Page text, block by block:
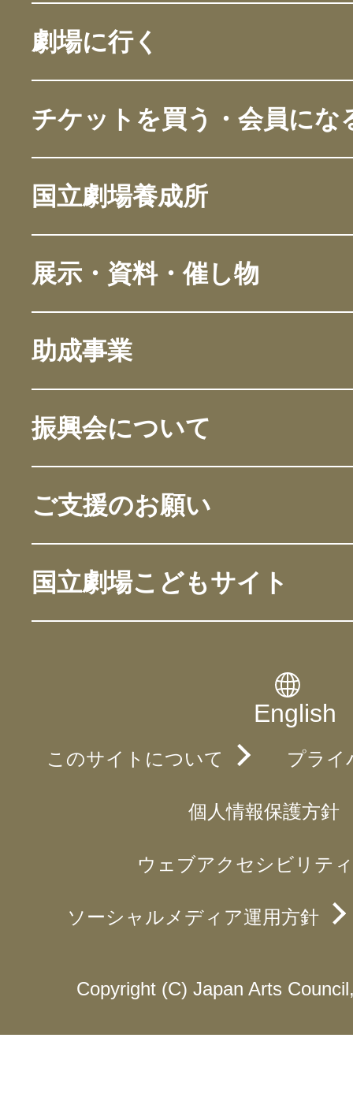
劇場に行く
チケットを買う・会員にな
国立劇場養成所
展示・資料・催し物
助成事業
振興会について
ご支援のお願い
国立劇場こどもサイト
English
このサイトについて プライ
個人情報保護方針
ウェブアクセシビリテ
ソーシャルメディア運用方針
Copyright (C) Japan Arts